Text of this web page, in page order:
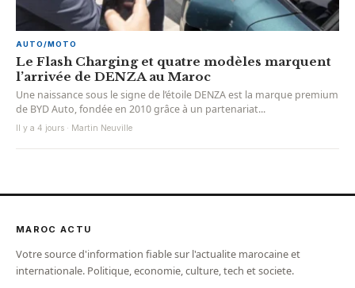
AUTO/MOTO
Le Flash Charging et quatre modèles marquent
l’arrivée de DENZA au Maroc
Une naissance sous le signe de l’étoile DENZA est la marque premium
de BYD Auto, fondée en 2010 grâce à un partenariat...
Il y a 4 jours · Martin Neuville
MAROC ACTU
Votre source d'information fiable sur l'actualite marocaine et
internationale. Politique, economie, culture, tech et societe.